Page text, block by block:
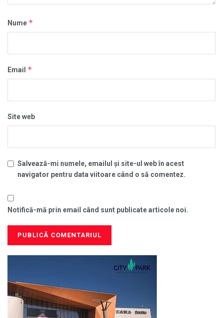
Nume *
Email *
Site web
Salvează-mi numele, emailul și site-ul web în acest
navigator pentru data viitoare când o să comentez.
Notifică-mă prin email când sunt publicate articole noi.